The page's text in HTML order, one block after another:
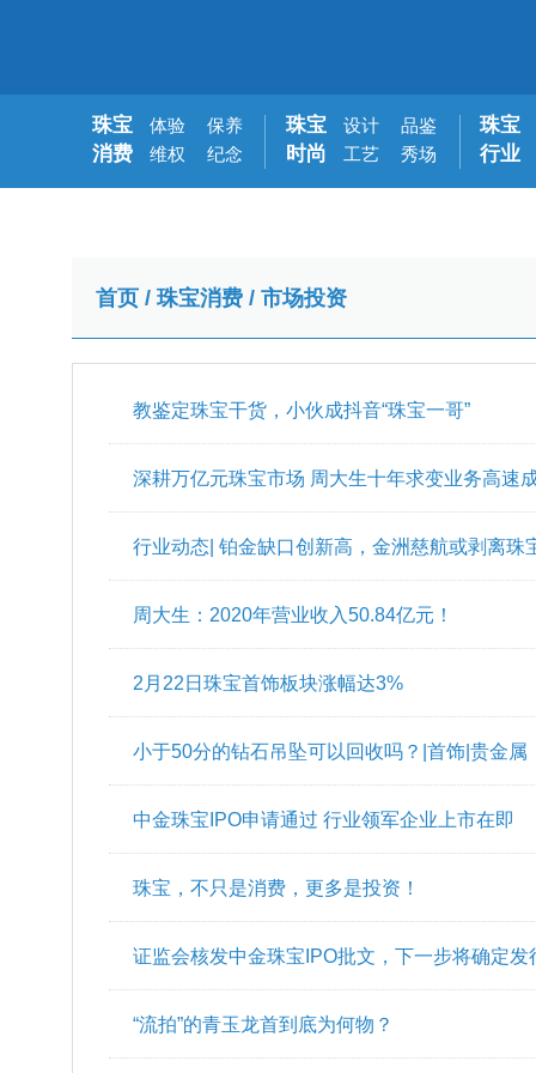
珠宝
消费
体验
维权
保养
纪念
珠宝
时尚
设计
工艺
品鉴
秀场
珠宝
行业
首页 / 珠宝消费 / 市场投资
教鉴定珠宝干货，小伙成抖音“珠宝一哥”
深耕万亿元珠宝市场 周大生十年求变业务高速
行业动态| 铂金缺口创新高，金洲慈航或剥离珠
周大生：2020年营业收入50.84亿元！
2月22日珠宝首饰板块涨幅达3%
小于50分的钻石吊坠可以回收吗？|首饰|贵金属
中金珠宝IPO申请通过 行业领军企业上市在即
珠宝，不只是消费，更多是投资！
证监会核发中金珠宝IPO批文，下一步将确定发
“流拍”的青玉龙首到底为何物？